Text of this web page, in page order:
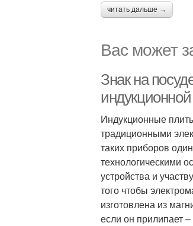
читать дальше →
Вас может
Знак на
Индукционные
традиционными
таких приборов
технологическими
устройства и
того чтобы
изготовлена из
если он прилипает